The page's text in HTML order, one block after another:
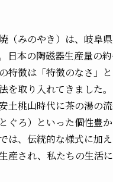
（みのやき）は、岐阜
日本の陶磁器生産量の
特徴は「特徴のなさ」
を取り入れてきました。
土桃山時代に茶の湯の
とぐろ）といった個性豊
は、伝統的な様式に加
産され、私たちの生活